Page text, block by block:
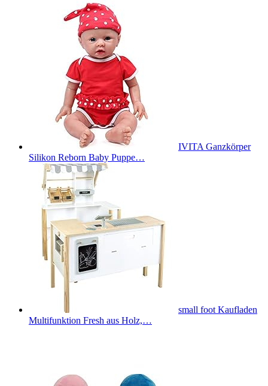
IVITA Ganzkörper
Silikon Reborn Baby Puppe…
small foot Kaufladen
Multifunktion Fresh aus Holz,…